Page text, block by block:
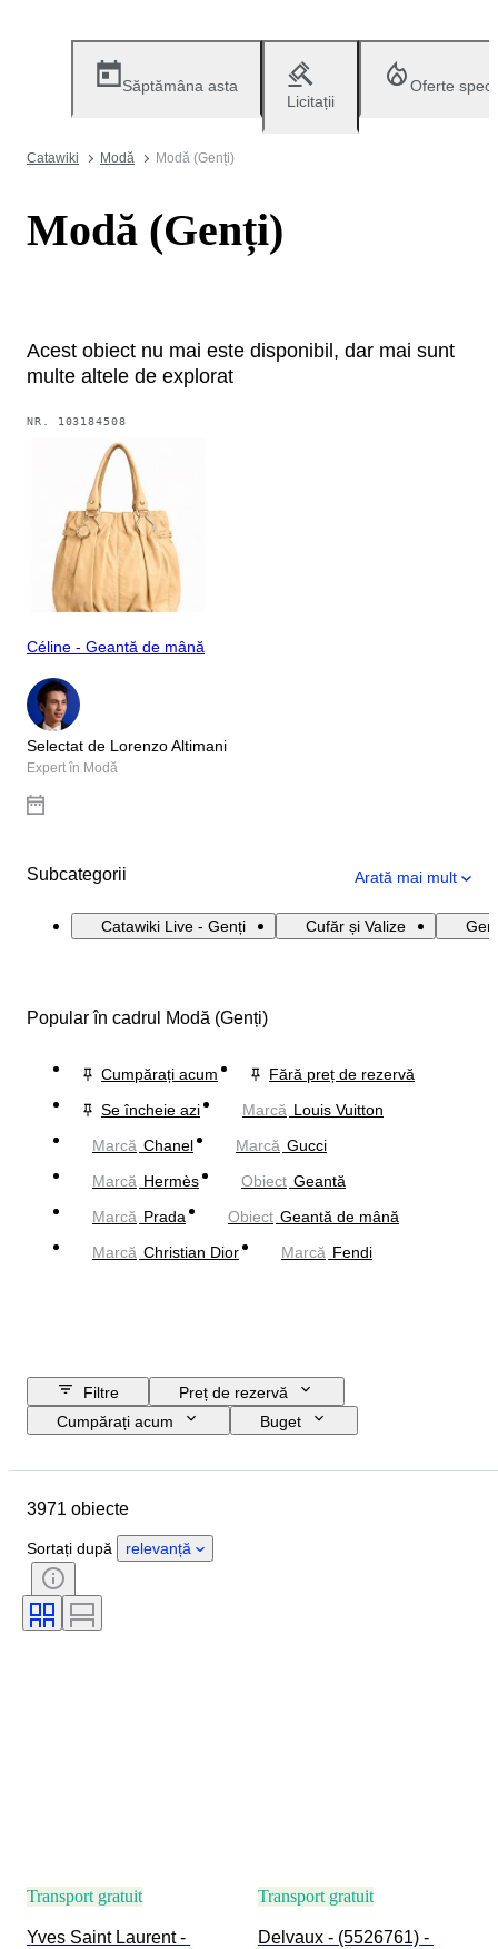
Săptămâna asta
Licitații
Oferte
Catawiki Modă Modă (Genți)
Modă (Genți)
Acest obiect nu mai este disponibil, dar mai sunt
multe altele de explorat
NR. 103184508
Céline - Geantă de mână
Selectat de Lorenzo Altimani
Expert în Modă
Subcategorii Arată mai mult
Catawiki Live - Genți Cufăr și Valize
Popular în cadrul Modă (Genți)
Cumpărați acum
Fără preț de rezervă
Se încheie azi
Marcă Louis Vuitton
Marcă Chanel Marcă Gucci
Marcă Hermès Obiect Geantă
Marcă Prada Obiect Geantă de mână
Marcă Christian Dior Marcă Fendi
Filtre
Preț de rezervă
Cumpărați acum
Buget
Mărimea hainelor
Țara de Proveniență
Sexul
Stare
Culoare
Model
3971 obiecte
Sortați după relevanță
Transport gratuit
Yves Saint Laurent -
Transport gratuit
Delvaux - (5526761) -